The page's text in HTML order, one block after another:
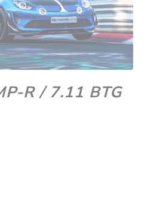
R / 7.11 BTG